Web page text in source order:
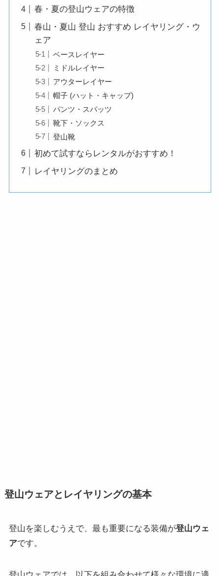
春・夏の登山ウェアの特徴
春山・夏山 登山 おすすめ レイヤリング・ウ
ェア
ベースレイヤー
ミドルレイヤー
アウターレイヤー
帽子 (ハット・キャップ)
パンツ・スパッツ
靴下・ソックス
登山靴
初めて試すならレンタルがおすすめ！
レイヤリングのまとめ
登山ウェアと レイヤリングの基本
登山を楽しむうえで、最も重要になる装備が登山ウェ
アです。